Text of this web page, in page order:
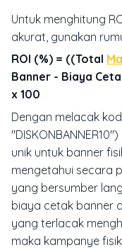
Untuk menghitung
akurat, gunakan
ROI (%) = ((Total
Banner - Biaya
x 100
Dengan melacak
unik untuk banner
mengetahui secara
yang bersumber
biaya cetak banner
yang terlacak
maka kampanye